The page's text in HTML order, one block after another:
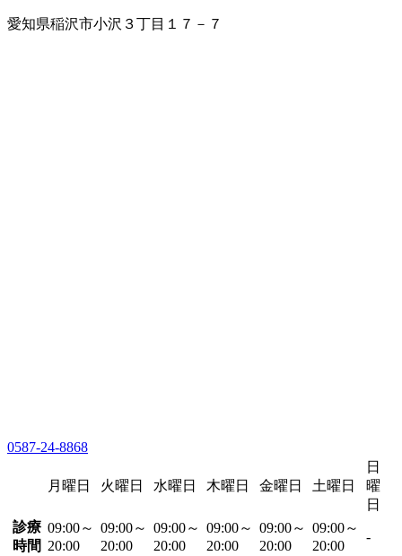
愛知県稲沢市小沢３丁目１７－７
0587-24-8868
月曜日 火曜日 水曜日 木曜日 金曜日 土曜日
日
曜
日
診療
時間
09:00～
20:00
09:00～
20:00
09:00～
20:00
09:00～
20:00
09:00～
20:00
09:00～
20:00
-